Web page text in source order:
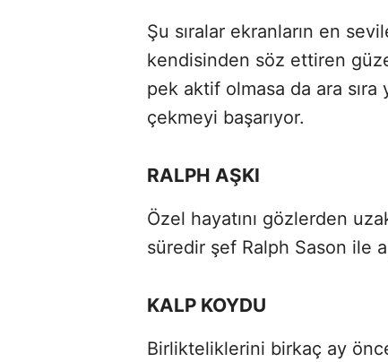
Şu sıralar ekranların en
kendisinden söz ettiren
pek aktif olmasa da ara sıra
çekmeyi başarıyor.
RALPH AŞKI
Özel hayatını gözlerden
süredir şef Ralph Sason ile
KALP KOYDU
Birlikteliklerini birkaç ay